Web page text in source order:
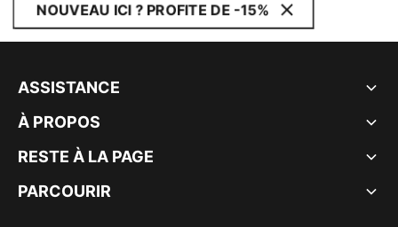
NOUVEAU ICI ? PROFITE DE -15%
ASSISTANCE
À PROPOS
RESTE À LA PAGE
PARCOURIR